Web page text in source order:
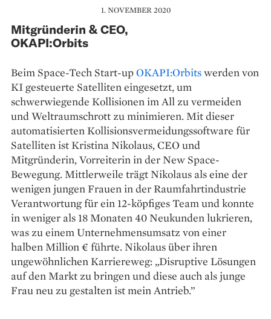
1. NOVEMBER 2020
Mitgründerin & CEO,
OKAPI:Orbits
Beim Space-Tech Start-upOKAPI:Orbitswerden von
KI gesteuerte Satelliten eingesetzt, um
schwerwiegende Kollisionen im All zu vermeiden
und Weltraumschrott zu minimieren. Mit dieser
automatisierten Kollisionsvermeidungssoftware für
Satelliten ist Kristina Nikolaus, CEO und
Mitgründerin, Vorreiterin in der New Space-
Bewegung. Mittlerweile trägt Nikolaus als eine der
wenigen jungen Frauen in der Raumfahrtindustrie
Verantwortung für ein 12-köpfiges Team und konnte
in weniger als 18 Monaten 40 Neukunden lukrieren,
was zu einem Unternehmensumsatz von einer
halben Million € führte. Nikolaus über ihren
ungewöhnlichen Karriereweg: „Disruptive Lösungen
auf den Markt zu bringen und diese auch als junge
Frau neu zu gestalten ist mein Antrieb.”